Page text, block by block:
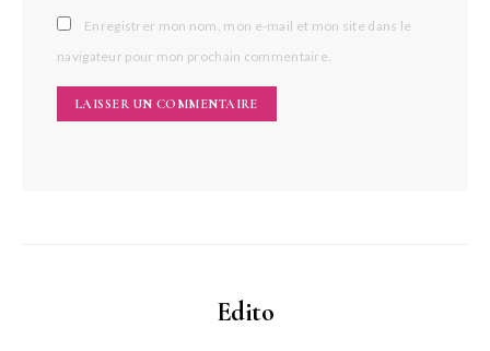
Enregistrer mon nom, mon e-mail et mon site dans le
navigateur pour mon prochain commentaire.
Edito